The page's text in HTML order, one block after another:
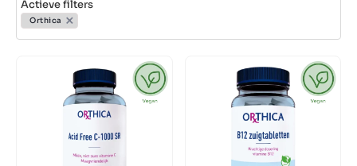
Actieve filters
Orthica ×